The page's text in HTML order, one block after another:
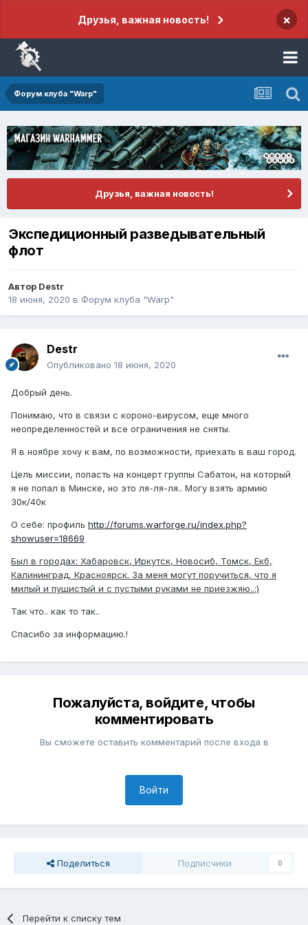
Друзья, важная новость! ×
Форум клуба "Warp"
Друзья, важная новость!
Экспедиционный разведывательный
флот
Автор Destr
18 июня, 2020 в Форум клуба "Warp"
Destr
Опубликовано 18 июня, 2020
Добрый день.
Понимаю, что в связи с короно-вирусом, еще много
неопределенностей и все ограничения не сняты.
Я в ноябре хочу к вам, по возможности, приехать в ваш город.
Цель миссии, попасть на концерт группы Сабатон, на который
я не попал в Минске, но это ля-ля-ля.. Могу взять армию
30к/40к
О себе: профиль http://forums.warforge.ru/index.php?
showuser=18669
Был в городах: Хабаровск, Иркутск, Новосиб, Томск, Екб,
Калининград, Красноярск. За меня могут поручиться, что я
милый и пушистый и с пустыми руками не приезжяю..:)
Так что.. как то так..
Спасибо за информацию.!
Пожалуйста, войдите, чтобы
комментировать
Вы сможете оставить комментарий после входа в
Войти
Поделиться Подписчики 0
Перейти к списку тем